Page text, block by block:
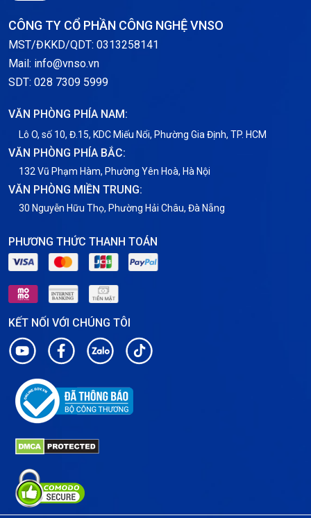
CÔNG TY CỔ PHẦN CÔNG NGHỆ VNSO
MST/ĐKKD/QDT: 0313258141
Mail: info@vnso.vn
SDT: 028 7309 5999
VĂN PHÒNG PHÍA NAM:
Lô O, số 10, Đ.15, KDC Miếu Nổi, Phường Gia Định, TP. HCM
VĂN PHÒNG PHÍA BẮC:
132 Vũ Phạm Hàm, Phường Yên Hoà, Hà Nội
VĂN PHÒNG MIỀN TRUNG:
30 Nguyễn Hữu Thọ, Phường Hải Châu, Đà Nẵng
PHƯƠNG THỨC THANH TOÁN
KẾT NỐI VỚI CHÚNG TÔI